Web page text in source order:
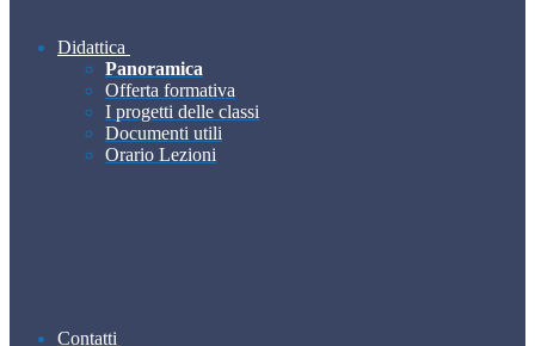
Didattica
Panoramica
Offerta formativa
I progetti delle classi
Documenti utili
Orario Lezioni
Contatti